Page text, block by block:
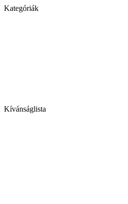
Kategóriák
Kívánságlista